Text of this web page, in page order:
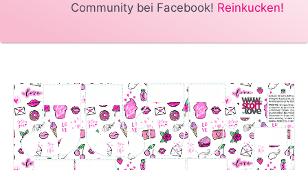
Community bei Facebook! Reinkucken!